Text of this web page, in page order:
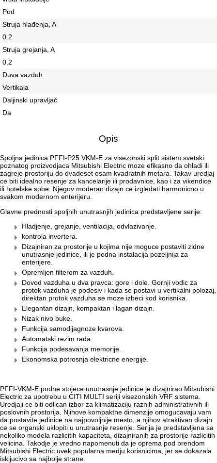
Pod
Struja hlađenja, A
0.2
Struja grejanja, A
0.2
Duva vazduh
Vertikala
Daljinski upravljač
Da
Opis
Spoljna jedinica PFFI-P25 VKM-E za visezonski split sistem svetski
poznatog proizvodjaca Mitsubishi Electric moze efikasno da ohladi ili
zagreje prostoriju do dvadeset osam kvadratnih metara. Takav uredjaj
ce biti idealno resenje za kancelarije ili prodavnice, kao i za vikendice
ili hotelske sobe. Njegov moderan dizajn ce izgledati harmonicno u
svakom modernom enterijeru.
Glavne prednosti spoljnih unutrasnjih jedinica predstavljene serije:
Hladjenje, grejanje, ventilacija, odvlazivanje.
kontrola invertera.
Dizajniran za prostorije u kojima nije moguce postaviti zidne
unutrasnje jedinice, ili je podna instalacija pozeljnija za
enterijere.
Opremljen filterom za vazduh.
Dovod vazduha u dva pravca: gore i dole. Gornji vodic za
protok vazduha je podesiv i kada se postavi u vertikalni polozaj,
direktan protok vazduha se moze izbeci kod korisnika.
Elegantan dizajn, kompaktan i lagan dizajn.
Nizak nivo buke.
Funkcija samodijagnoze kvarova.
Automatski rezim rada.
Funkcija podesavanja memorije.
Ekonomska potrosnja elektricne energije.
PFFI-VKM-E podne stojece unutrasnje jedinice je dizajnirao Mitsubishi
Electric za upotrebu u CITI MULTI seriji visezonskih VRF sistema.
Uredjaji ce biti odlican izbor za klimatizaciju raznih administrativnih ili
poslovnih prostorija. Njihove kompaktne dimenzije omogucavaju vam
da postavite jedinice na najpovoljnije mesto, a njihov atraktivan dizajn
ce se organski uklopiti u unutrasnje resenje. Serija je predstavljena sa
nekoliko modela razlicitih kapaciteta, dizajniranih za prostorije razlicitih
velicina. Takodje je vredno napomenuti da je oprema pod brendom
Mitsubishi Electric uvek popularna medju korisnicima, jer se dokazala
iskljucivo sa najbolje strane.